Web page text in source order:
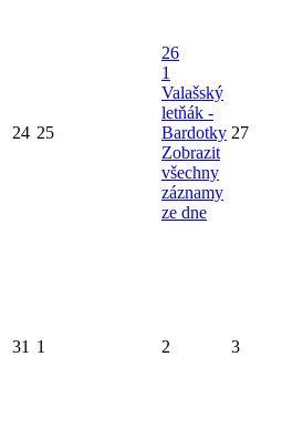
24 25
26
1
Valašský
letňák -
Bardotky
Zobrazit
všechny
záznamy
ze dne
27
31 1 2 3